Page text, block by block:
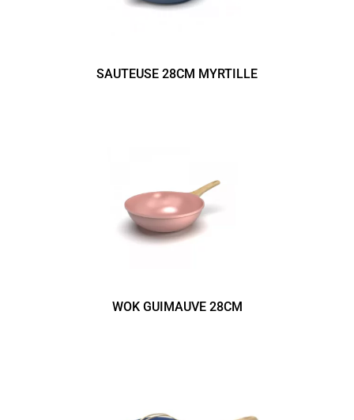
SAUTEUSE 28CM MYRTILLE
WOK GUIMAUVE 28CM